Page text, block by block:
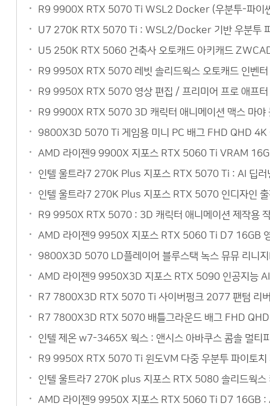
R9 9900X RTX 5070 Ti WSL2 Docker (우분투-파이
U7 270K RTX 5070 Ti : WSL2/Docker 기반 우분투 파
U5 250K RTX 5060 건축사 오토캐드 아키캐드
R9 9950X RTX 5070 레빗 솔리드웍스 오토캐드 인벤
R9 9950X RTX 5070 영상 편집 / 프리미어 프로 애프터
R9 9900X RTX 5070 3D 캐릭터 애니메이션 맥스 마야
9800X3D 5070 Ti 게임용 미니 PC 배그 FHD QHD 4K
AMD 라이젠9 9900X 지포스 RTX 5060 Ti VRAM
인텔 울트라7 270K Plus 지포스 RTX 5070 Ti : AI 딥러
인텔 울트라7 270K Plus 지포스 RTX 5070 인디자인
R9 9950X RTX 5070 : 3D 캐릭터 애니메이션 제작용
AMD 라이젠9 9950X 지포스 RTX 5060 Ti D7 16GB
9800X3D 5070 LD플레이어 블루스택 녹스 뮤뮤 리니
AMD 라이젠9 9950X3D 지포스 RTX 5090 인공지능 AI
R7 7800X3D RTX 5070 Ti 사이버펑크 2077 팬텀 리
R7 7800X3D RTX 5070 배틀그라운드 배그 FHD QHD
인텔 제온 w7-3465X 웍스 : 앤시스 아바쿠스 콤솔 멀티
R9 9950X RTX 5070 Ti 윈도VM 다중 우분투 파이토치
인텔 울트라7 270K plus 지포스 RTX 5080 솔리드웍스
AMD 라이젠9 9950X 지포스 RTX 5060 Ti D7 16GB :